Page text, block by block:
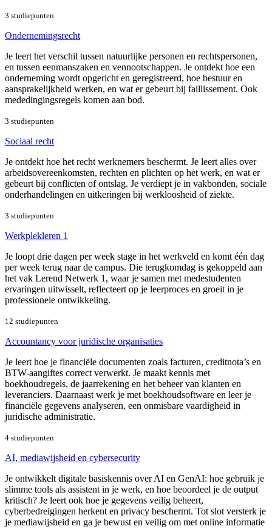
3 studiepunten
Ondernemingsrecht
Je leert het verschil tussen natuurlijke personen en rechtspersonen,
en tussen eenmanszaken en vennootschappen. Je ontdekt hoe een
onderneming wordt opgericht en geregistreerd, hoe bestuur en
aansprakelijkheid werken, en wat er gebeurt bij faillissement. Ook
mededingingsregels komen aan bod.
3 studiepunten
Sociaal recht
Je ontdekt hoe het recht werknemers beschermt. Je leert alles over
arbeidsovereenkomsten, rechten en plichten op het werk, en wat er
gebeurt bij conflicten of ontslag. Je verdiept je in vakbonden, sociale
onderhandelingen en uitkeringen bij werkloosheid of ziekte.
3 studiepunten
Werkplekleren 1
Je loopt drie dagen per week stage in het werkveld en komt één dag
per week terug naar de campus. Die terugkomdag is gekoppeld aan
het vak Lerend Netwerk 1, waar je samen met medestudenten
ervaringen uitwisselt, reflecteert op je leerproces en groeit in je
professionele ontwikkeling.
12 studiepunten
Accountancy voor juridische organisaties
Je leert hoe je financiële documenten zoals facturen, creditnota’s en
BTW-aangiftes correct verwerkt. Je maakt kennis met
boekhoudregels, de jaarrekening en het beheer van klanten en
leveranciers. Daarnaast werk je met boekhoudsoftware en leer je
financiële gegevens analyseren, een onmisbare vaardigheid in
juridische administratie.
4 studiepunten
AI, mediawijsheid en cybersecurity
Je ontwikkelt digitale basiskennis over AI en GenAI: hoe gebruik je
slimme tools als assistent in je werk, en hoe beoordeel je de output
kritisch? Je leert ook hoe je gegevens veilig beheert,
cyberbedreigingen herkent en privacy beschermt. Tot slot versterk je
je mediawijsheid en ga je bewust en veilig om met online informatie